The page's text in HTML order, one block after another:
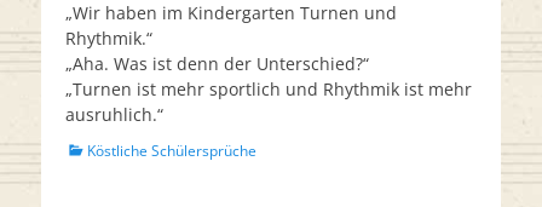
„Wir haben im Kindergarten Turnen und
Rhythmik.“
„Aha. Was ist denn der Unterschied?“
„Turnen ist mehr sportlich und Rhythmik ist mehr
ausruhlich.“
Kategorien
Köstliche Schülersprüche